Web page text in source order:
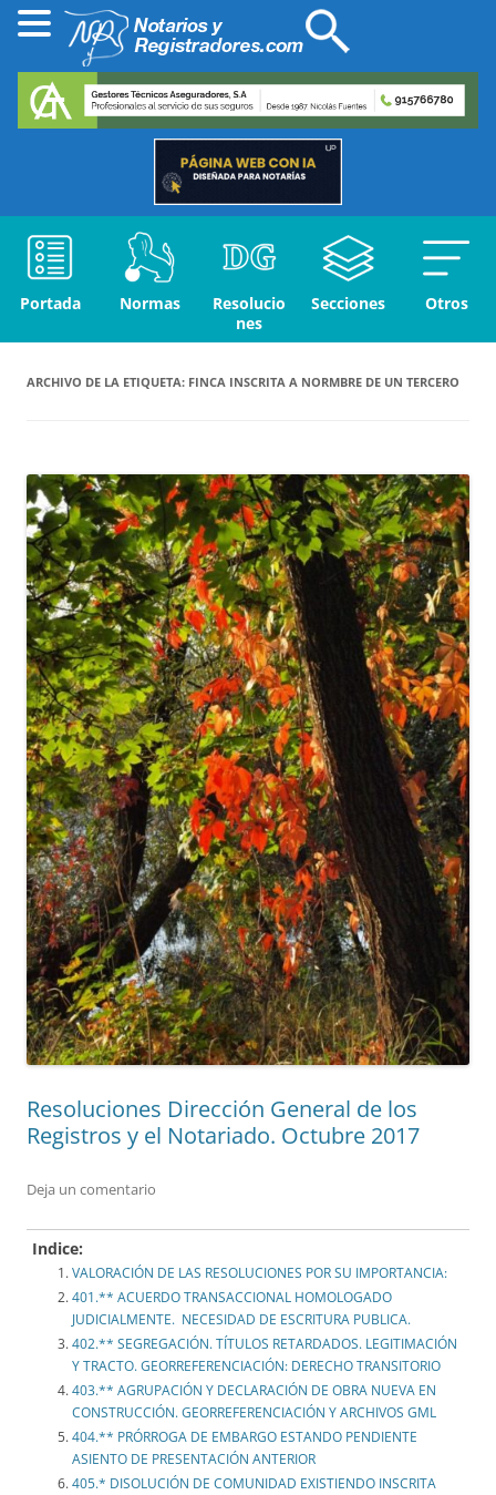
Portada Normas
Resolucio
nes
Secciones Otros
ARCHIVO DE LA ETIQUETA: FINCA INSCRITA A NORMBRE DE UN TERCERO
Resoluciones Dirección General de los
Registros y el Notariado. Octubre 2017
Deja un comentario
Indice:
VALORACIÓN DE LAS RESOLUCIONES POR SU IMPORTANCIA:
401.** ACUERDO TRANSACCIONAL HOMOLOGADO
JUDICIALMENTE. NECESIDAD DE ESCRITURA PUBLICA.
402.** SEGREGACIÓN. TÍTULOS RETARDADOS. LEGITIMACIÓN
Y TRACTO. GEORREFERENCIACIÓN: DERECHO TRANSITORIO
403.** AGRUPACIÓN Y DECLARACIÓN DE OBRA NUEVA EN
CONSTRUCCIÓN. GEORREFERENCIACIÓN Y ARCHIVOS GML
404.** PRÓRROGA DE EMBARGO ESTANDO PENDIENTE
ASIENTO DE PRESENTACIÓN ANTERIOR
405.* DISOLUCIÓN DE COMUNIDAD EXISTIENDO INSCRITA